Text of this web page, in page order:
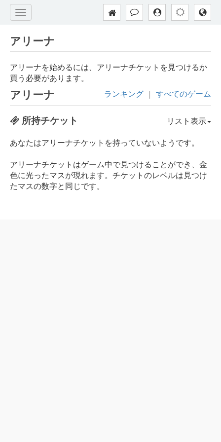
アリーナ
アリーナを始めるには、アリーナチケットを見つけるか
買う必要があります。
アリーナ ランキング | すべてのゲーム
所持チケット
リスト表示
あなたはアリーナチケットを持っていないようです。
アリーナチケットはゲーム中で見つけることができ、金
色に光ったマスが現れます。チケットのレベルは見つけ
たマスの数字と同じです。